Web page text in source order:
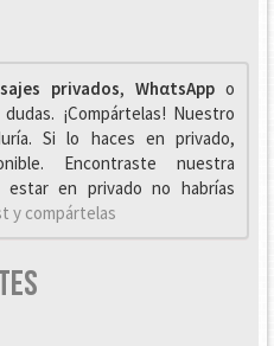
privados, WhαtsAppo
¡Compártelas! Nuestro
Si lo haces en privado,
Encontraste nuestra
en privado no habrías
y compártelas